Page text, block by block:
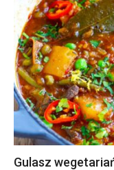
Gulasz